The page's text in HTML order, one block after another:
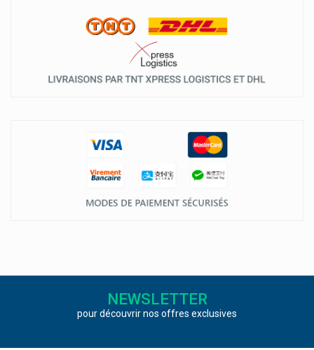
NEWSLETTER
pour découvrir nos offres exclusives